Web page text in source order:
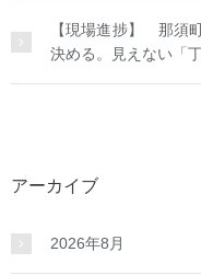
【現場進捗】 那
決める。見えない「
アーカイブ
2026年8月